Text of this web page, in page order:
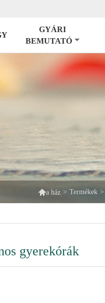
GYÁRI
BEMUTATÓ
a ház > Termékek >
gyerekórák